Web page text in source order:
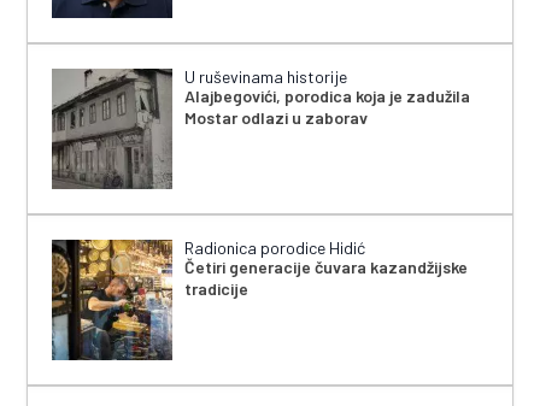
U ruševinama historije
Alajbegovići, porodica koja je zadužila
Mostar odlazi u zaborav
Radionica porodice Hidić
Četiri generacije čuvara kazandžijske
tradicije